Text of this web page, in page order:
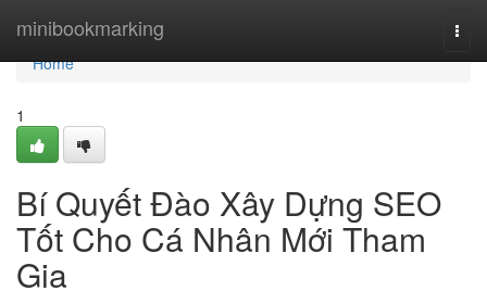
minibookmarking
Home
Home
1
Bí Quyết Đào Xây Dựng SEO
Tốt Cho Cá Nhân Mới Tham
Gia